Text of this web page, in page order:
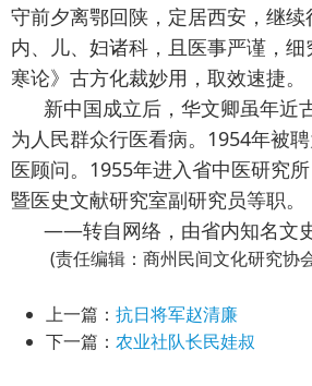
守前夕离鄂回陕，定居西安，继
内、儿、妇诸科，且医事严谨，
寒论》古方化裁妙用，取效速捷。
新中国成立后，华文卿虽年近
为人民群众行医看病。1954年被
医顾问。1955年进入省中医研究
暨医史文献研究室副研究员等职。
——转自网络，由省内知名文史
(责任编辑：商州民间文化研究协
上一篇： 抗日将军赵清廉
下一篇： 农业社队长民娃叔